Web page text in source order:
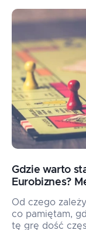
Gdzie warto
Eurobiznes?
Od czego
co pamiętam,
tę grę dość